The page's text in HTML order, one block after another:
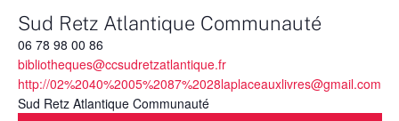
Sud Retz Atlantique Communauté
06 78 98 00 86
bibliotheques@ccsudretzatlantique.fr
http://02%2040%2005%2087%2028laplaceauxlivres@gmail.com
Sud Retz Atlantique Communauté